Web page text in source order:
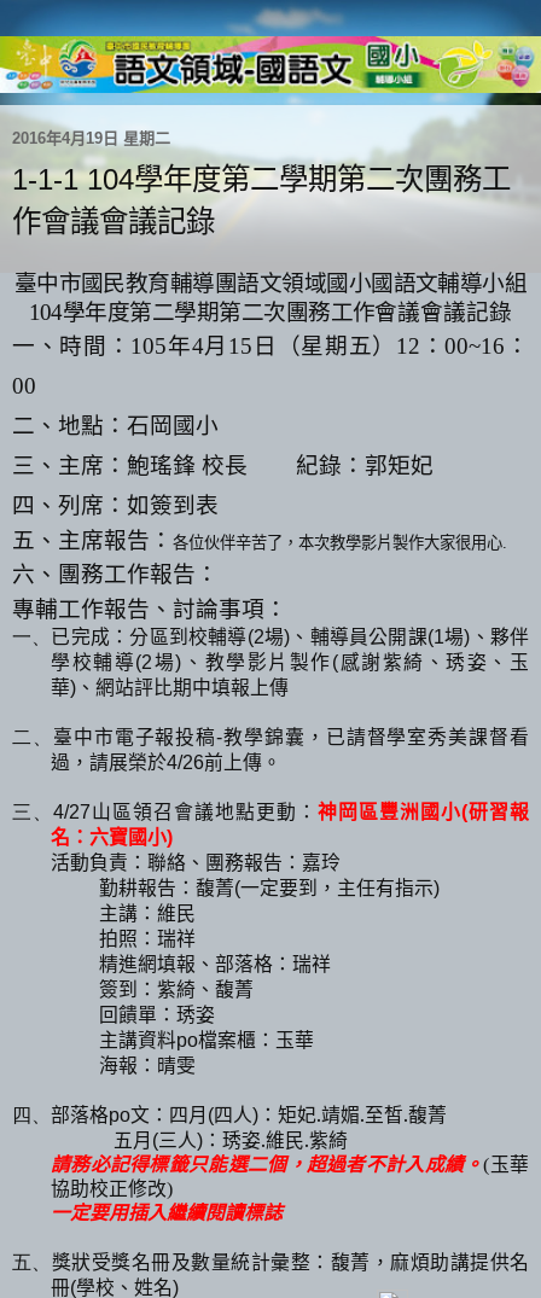
2016年4月19日 星期二
1-1-1 104學年度第二學期第二次團務工
作會議會議記錄
臺中市國民教育輔導團語文領域國小國語文輔導小組
104學年度第二學期第二次團務工作會議會議記錄
一、時間： 105年4月 15 日（星期五） 12 ：00~16 ：
00
二、地點：石岡國小
三、主席：鮑瑤鋒 校長
紀錄：郭矩妃
四、列席：如簽到表
五、主席報告： 各位伙伴辛苦了，本次教學影片製作大家很用心.
六、團務工作報告：
專輔工作報告、討論事項：
一、 已完成：分區到校輔導(2場) 、輔導員公開課(1場) 、夥伴
學校輔導(2場) 、教學影片製作(感謝紫綺、琇姿、玉
華) 、網站評比期中填報上傳
二、 臺中市電子報投稿-教學錦囊，已請督學室秀美課督看
過，請展榮於4/26前上傳。
三、 4/27山區領召會議地點更動： 神岡區豐洲國小(研習報
名：六寶國小)
活動負責：聯絡、團務報告：嘉玲
勤耕報告：馥菁(一定要到，主任有指示)
主講：維民
拍照：瑞祥
精進網填報、部落格：瑞祥
簽到：紫綺、馥菁
回饋單：琇姿
主講資料po檔案櫃：玉華
海報：晴雯
四、 部落格po文：四月 (四人) ：矩妃.靖媚.至皙.馥菁
五月 (三人) ：琇姿.維民.紫綺
請務必記得標籤只能選二個，超過者不計入成績。(玉華
協助校正修改)
一定要用插入繼續閱讀標誌
五、 獎狀受獎名冊及數量統計彙整：馥菁，麻煩助講提供名
冊(學校、姓名)